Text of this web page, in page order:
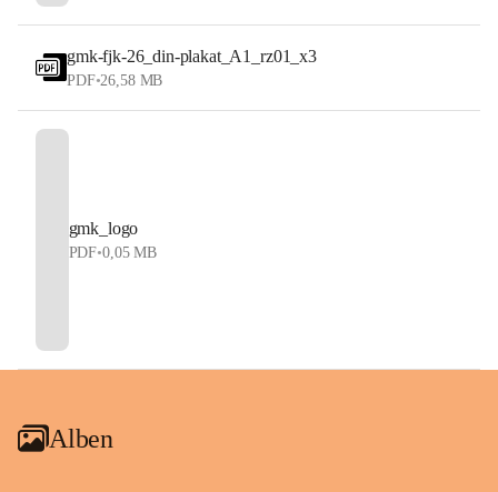
gmk-fjk-26_din-plakat_A1_rz01_x3
PDF•26,58 MB
gmk_logo
PDF•0,05 MB
Alben